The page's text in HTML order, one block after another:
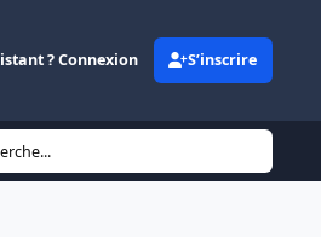
? Connexion S’inscrire